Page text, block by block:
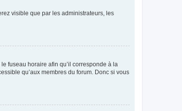
visible que par les administrateurs, les
fuseau horaire afin qu’il corresponde à la
qu’aux membres du forum. Donc si vous